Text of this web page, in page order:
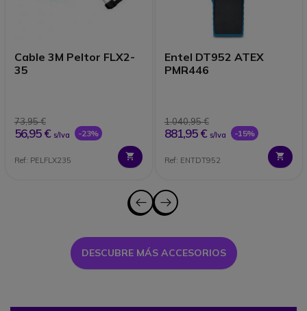
Cable 3M Peltor FLX2-
35
73,95 €
56,95 € s/Iva -23%
Ref: PELFLX235
Entel DT952 ATEX
PMR446
1.040,95 €
881,95 € s/Iva -15%
Ref: ENTDT952
DESCUBRE MÁS ACCESORIOS